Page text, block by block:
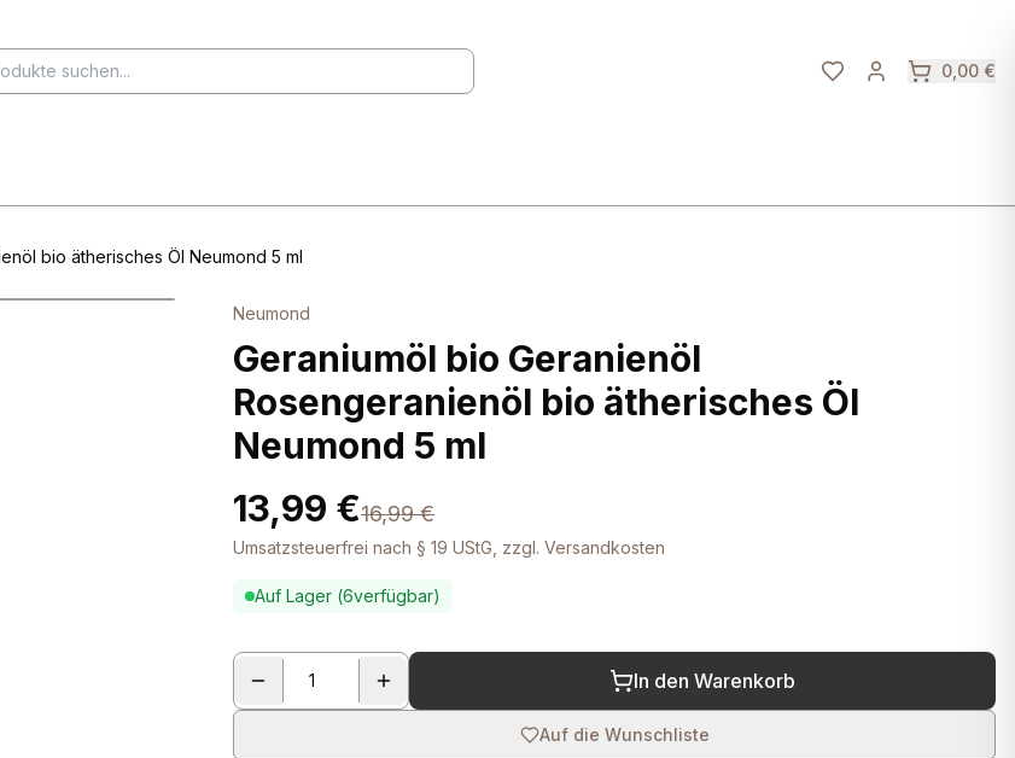
0,00 €
bio ätherisches Öl Neumond 5 ml
Neumond
Geraniumöl bio Geranienöl
Rosengeranienöl bio ätherisches Öl
Neumond 5 ml
13,99 €16,99 €
Umsatzsteuerfrei nach § 19 UStG, zzgl. Versandkosten
Auf Lager (6verfügbar)
In den Warenkorb
Auf die Wunschliste